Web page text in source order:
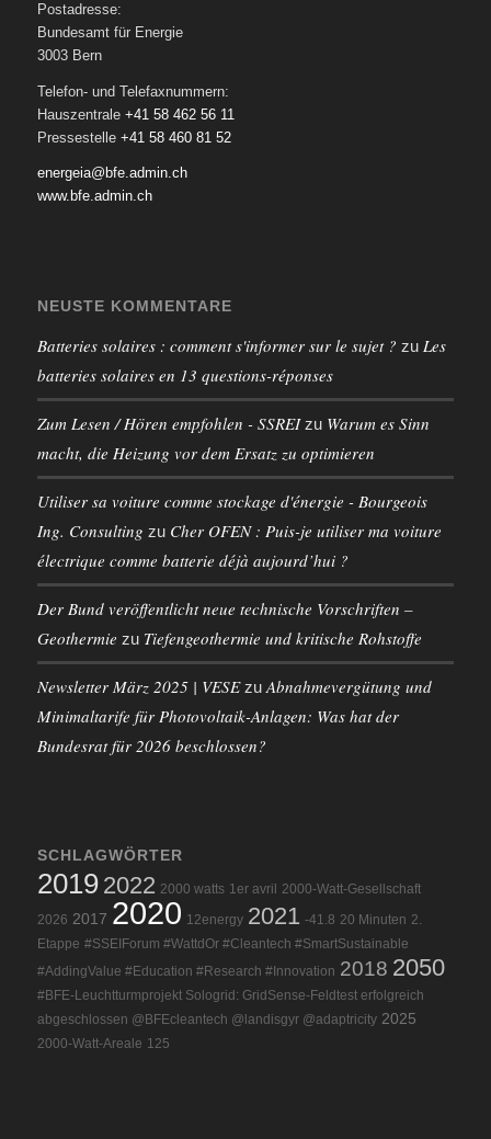
Postadresse:
Bundesamt für Energie
3003 Bern
Telefon- und Telefaxnummern:
Hauszentrale +41 58 462 56 11
Pressestelle +41 58 460 81 52
energeia@bfe.admin.ch
www.bfe.admin.ch
NEUSTE KOMMENTARE
Batteries solaires : comment s'informer sur le sujet ? zu Les
batteries solaires en 13 questions-réponses
Zum Lesen / Hören empfohlen - SSREIzu Warum es Sinn
macht, die Heizung vor dem Ersatz zu optimieren
Utiliser sa voiture comme stockage d'énergie - Bourgeois
Ing. Consulting zu Cher OFEN : Puis-je utiliser ma voiture
électrique comme batterie déjà aujourd’hui ?
Der Bund veröffentlicht neue technische Vorschriften –
Geothermie zu Tiefengeothermie und kritische Rohstoffe
Newsletter März 2025 | VESEzu Abnahmevergütung und
Minimaltarife für Photovoltaik-Anlagen: Was hat der
Bundesrat für 2026 beschlossen?
SCHLAGWÖRTER
2019 2022 2000 watts 1er avril 2000-Watt-Gesellschaft
2026 2017 2020 12energy 2021 -41.8 20 Minuten 2.
Etappe #SSEIForum #WattdOr #Cleantech #SmartSustainable
#AddingValue #Education #Research #Innovation 2018 2050
#BFE-Leuchtturmprojekt Sologrid: GridSense-Feldtest erfolgreich
abgeschlossen @BFEcleantech @landisgyr @adaptricity 2025
2000-Watt-Areale 125